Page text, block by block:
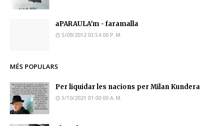
aPARAULA'm - faramalla
5/09/2012 03:54:00 P. M.
MÉS POPULARS
Per liquidar les nacions per Milan Kundera
5/10/2021 01:00:00 A. M.